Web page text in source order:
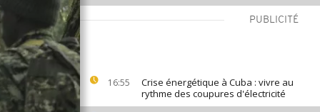
PUBLICITÉ
16:55
Crise énergétique à Cuba : vivre au
rythme des coupures d'électricité